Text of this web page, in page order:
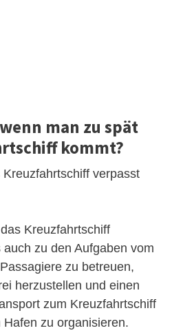
man zu spät
kommt?
verpasst
Kreuzfahrtschiff
zu den Aufgaben vom
zu betreuen,
herzustellen und einen
zum Kreuzfahrtschiff
zu organisieren.